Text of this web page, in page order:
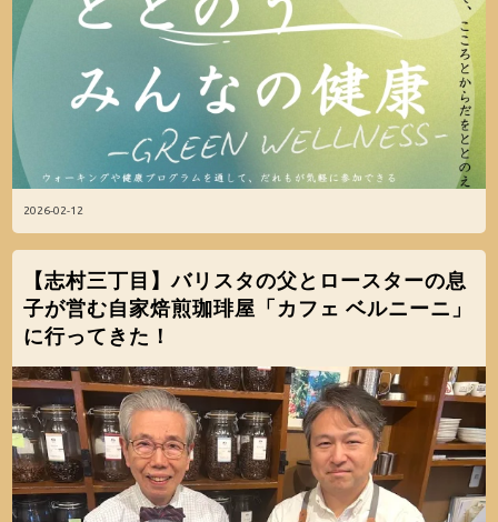
2026-02-12
【志村三丁目】バリスタの父とロースターの息
子が営む自家焙煎珈琲屋「カフェ ベルニーニ」
に行ってきた！